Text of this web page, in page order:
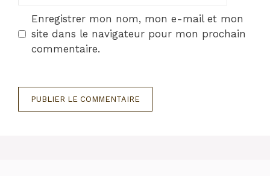
Enregistrer mon nom, mon e-mail et mon
site dans le navigateur pour mon prochain
commentaire.